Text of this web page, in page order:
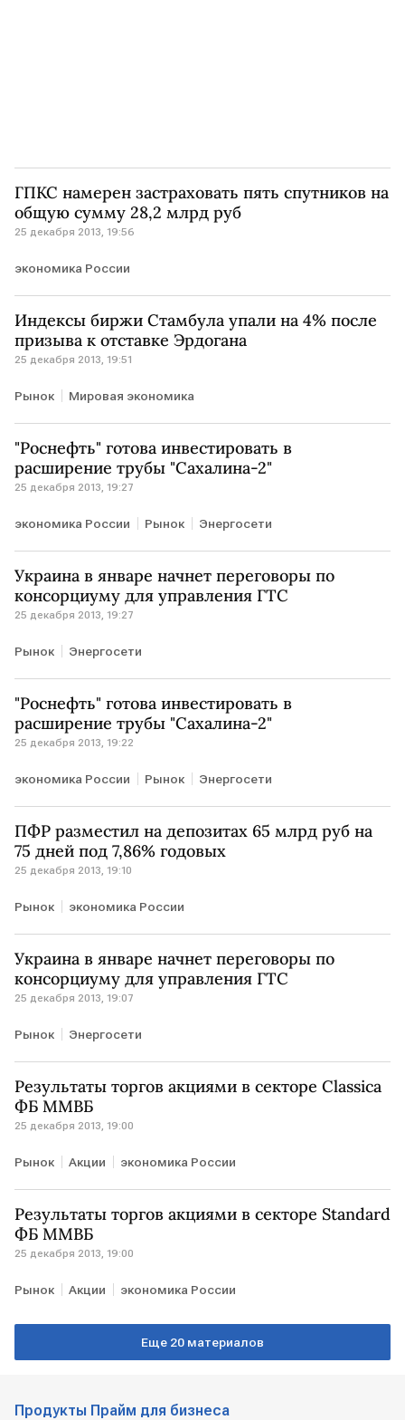
ГПКС намерен застраховать пять спутников на
общую сумму 28,2 млрд руб
25 декабря 2013, 19:56
экономика России
Индексы биржи Стамбула упали на 4% после
призыва к отставке Эрдогана
25 декабря 2013, 19:51
Рынок Мировая экономика
"Роснефть" готова инвестировать в
расширение трубы "Сахалина-2"
25 декабря 2013, 19:27
экономика России Рынок Энергосети
Украина в январе начнет переговоры по
консорциуму для управления ГТС
25 декабря 2013, 19:27
Рынок Энергосети
"Роснефть" готова инвестировать в
расширение трубы "Сахалина-2"
25 декабря 2013, 19:22
экономика России Рынок Энергосети
ПФР разместил на депозитах 65 млрд руб на
75 дней под 7,86% годовых
25 декабря 2013, 19:10
Рынок экономика России
Украина в январе начнет переговоры по
консорциуму для управления ГТС
25 декабря 2013, 19:07
Рынок Энергосети
Результаты торгов акциями в секторе Classica
ФБ ММВБ
25 декабря 2013, 19:00
Рынок Акции экономика России
Результаты торгов акциями в секторе Standard
ФБ ММВБ
25 декабря 2013, 19:00
Рынок Акции экономика России
Еще 20 материалов
Продукты Прайм для бизнеса